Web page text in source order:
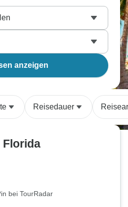
anzeigen
Reisedauer
Florida
bei TourRadar